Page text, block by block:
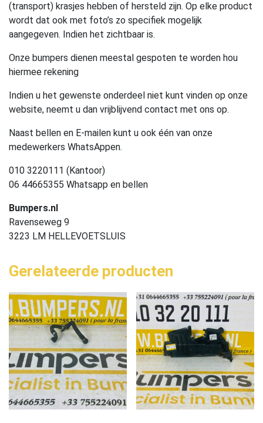
(transport) krasjes hebben of hersteld zijn. Op elke product
wordt dat ook met foto’s zo specifiek mogelijk
aangegeven. Indien het zichtbaar is.
Onze bumpers dienen meestal gespoten te worden hou
hiermee rekening
Indien u het gewenste onderdeel niet kunt vinden op onze
website, neemt u dan vrijblijvend contact met ons op.
Naast bellen en E-mailen kunt u ook één van onze
medewerkers WhatsAppen.
010 3220111 (Kantoor)
06 44665355 Whatsapp en bellen
Bumpers.nl
Ravenseweg 9
3223 LM HELLEVOETSLUIS
Gerelateerde producten